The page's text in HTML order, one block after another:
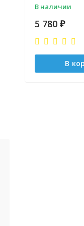
В наличии
5 780 ₽
В